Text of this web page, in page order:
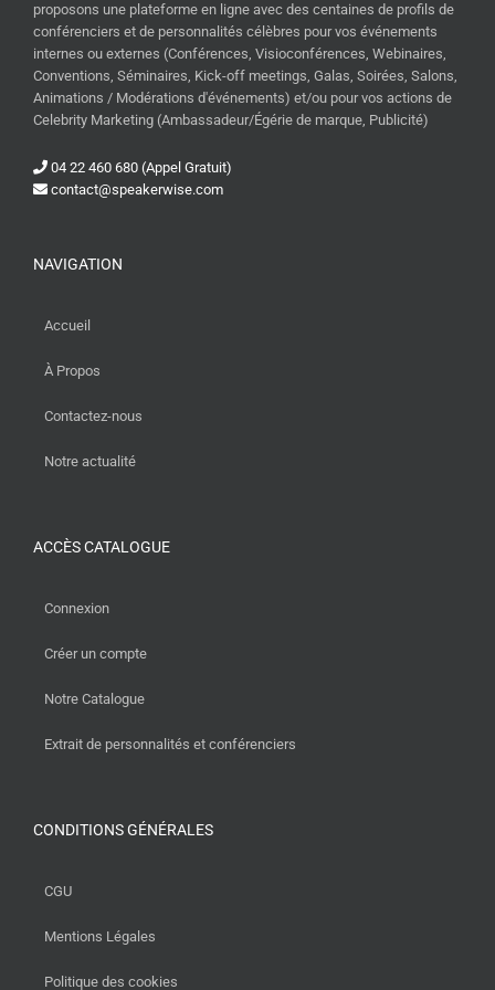
proposons une plateforme en ligne avec des centaines de profils de
conférenciers et de personnalités célèbres pour vos événements
internes ou externes (Conférences, Visioconférences, Webinaires,
Conventions, Séminaires, Kick-off meetings, Galas, Soirées, Salons,
Animations / Modérations d'événements) et/ou pour vos actions de
Celebrity Marketing (Ambassadeur/Égérie de marque, Publicité)
04 22 460 680 (Appel Gratuit)
contact@speakerwise.com
NAVIGATION
Accueil
À Propos
Contactez-nous
Notre actualité
ACCÈS CATALOGUE
Connexion
Créer un compte
Notre Catalogue
Extrait de personnalités et conférenciers
CONDITIONS GÉNÉRALES
CGU
Mentions Légales
Politique des cookies